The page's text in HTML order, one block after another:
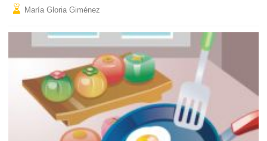
María Gloria Giménez